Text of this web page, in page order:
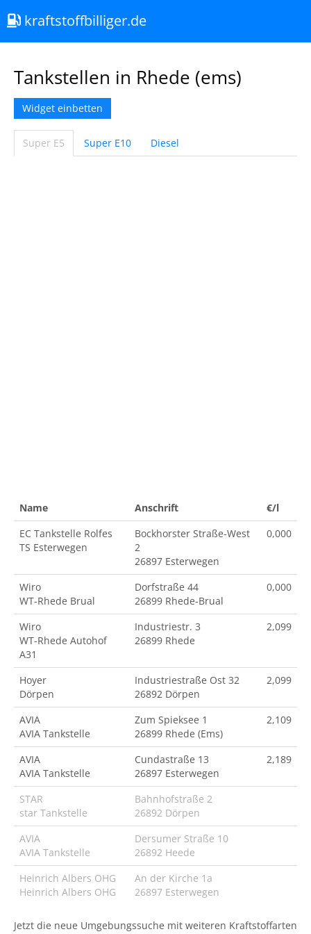
kraftstoffbilliger.de
Tankstellen in Rhede (ems)
Widget einbetten
Super E5 Super E10 Diesel
Name Anschrift
€/l
EC Tankstelle Rolfes
TS Esterwegen
Bockhorster Straße-West
2
26897 Esterwegen
0,000
Wiro
WT-Rhede Brual
Dorfstraße 44
26899 Rhede-Brual
0,000
Wiro
WT-Rhede Autohof
A31
Industriestr. 3
26899 Rhede
2,099
Hoyer
Dörpen
Industriestraße Ost 32
26892 Dörpen
2,099
AVIA
AVIA Tankstelle
Zum Spieksee 1
26899 Rhede (Ems)
2,109
AVIA
AVIA Tankstelle
Cundastraße 13
26897 Esterwegen
2,189
STAR
star Tankstelle
Bahnhofstraße 2
26892 Dörpen
AVIA
AVIA Tankstelle
Dersumer Straße 10
26892 Heede
Heinrich Albers OHG
Heinrich Albers OHG
An der Kirche 1a
26897 Esterwegen
Jetzt die neue Umgebungssuche mit weiteren Kraftstoffarten